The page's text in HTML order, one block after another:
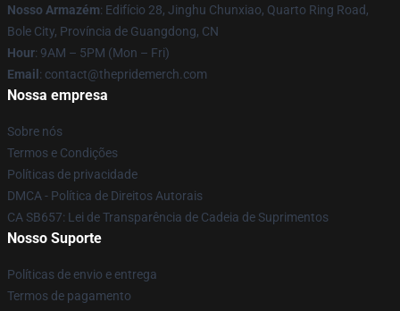
Nosso Armazém: Edifício 28, Jinghu Chunxiao, Quarto Ring Road,
Bole City, Província de Guangdong, CN
Hour: 9AM – 5PM (Mon – Fri)
Email : contact@thepridemerch.com
Nossa empresa
Sobre nós
Termos e Condições
Políticas de privacidade
DMCA - Política de Direitos Autorais
CA SB657: Lei de Transparência de Cadeia de Suprimentos
Nosso Suporte
Políticas de envio e entrega
Termos de pagamento